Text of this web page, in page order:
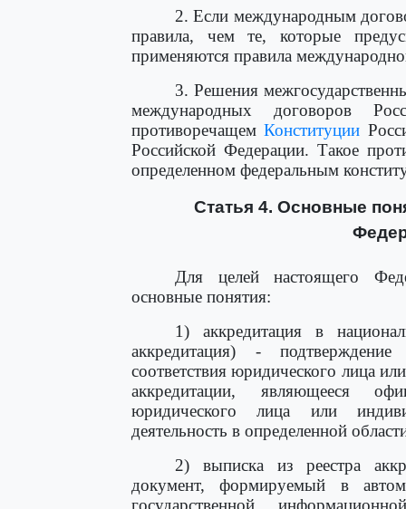
2. Если международным
правила, чем те, которые
применяются правила
3. Решения
международных договоров
противоречащемКонституции
Российской Федерации. Такое
определенном федеральным
Статья 4. Основные
Для целей настоящего
основные понятия:
1) аккредитация в
аккредитация) -
соответствия юридического лица
аккредитации, являющееся
юридического лица или
деятельность в определенной
2) выписка из реестра
документ, формируемый в
государственной